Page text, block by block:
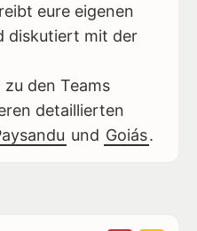
eure eigenen
diskutiert mit der
den Teams
detaillierten
und Goiás.